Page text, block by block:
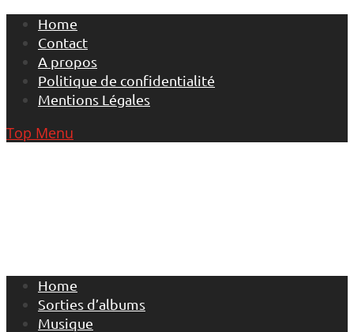
Skip
content
Home
Contact
A propos
Politique de confidentialité
Mentions Légales
Top Menu
Home
Sorties d’albums
Musique